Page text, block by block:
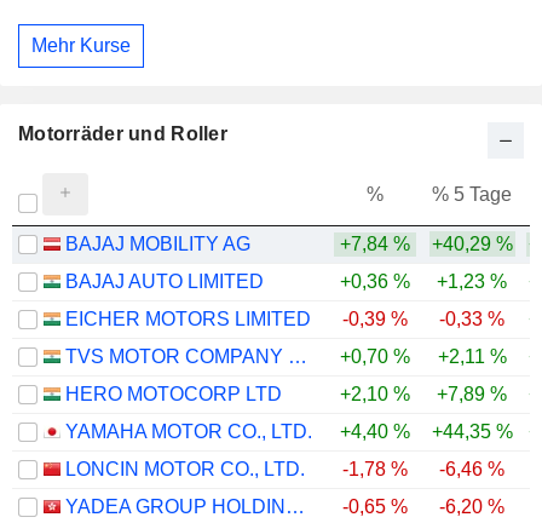
Mehr Kurse
Motorräder und Roller
% % 5 Tage
BAJAJ MOBILITY AG +7,84 % +40,29 %
BAJAJ AUTO LIMITED
+0,36 % +1,23 %
EICHER MOTORS LIMITED
-0,39 % -0,33 %
TVS MOTOR COMPANY LIMITED
+0,70 % +2,11 %
HERO MOTOCORP LTD
+2,10 % +7,89 %
YAMAHA MOTOR CO., LTD.
+4,40 % +44,35 %
LONCIN MOTOR CO., LTD.
-1,78 % -6,46 %
YADEA GROUP HOLDINGS LTD.
-0,65 % -6,20 %